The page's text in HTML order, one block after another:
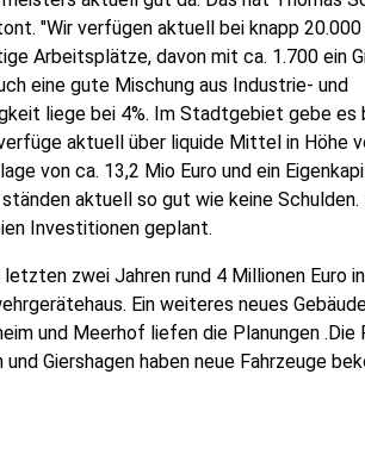
"Wir verfügen aktuell bei knapp 20.000
Arbeitsplätze, davon mit ca. 1.700 ein
eine gute Mischung aus Industrie- und
liege bei 4%. Im Stadtgebiet gebe es
aktuell über liquide Mittel in Höhe
von ca. 13,2 Mio Euro und ein
aktuell so gut wie keine Schulden.
Investitionen geplant.
zwei Jahren rund 4 Millionen Euro
Ein weiteres neues
und Meerhof liefen die Planungen .Die
Giershagen haben neue Fahrzeuge